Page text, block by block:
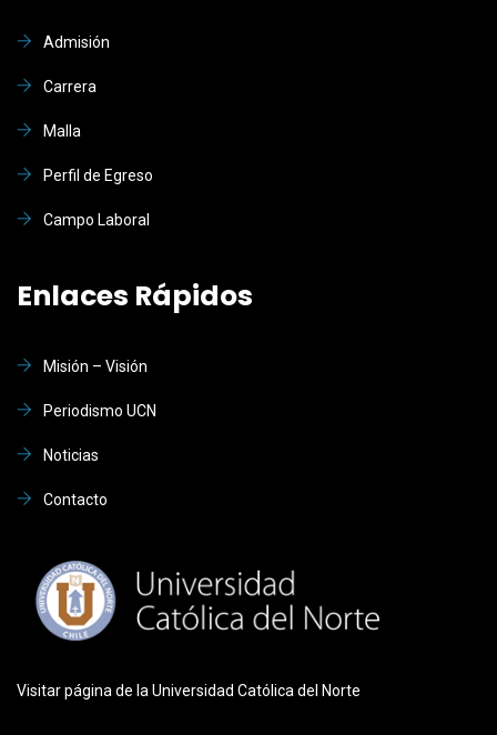
Admisión
Carrera
Malla
Perfil de Egreso
Campo Laboral
Enlaces Rápidos
Misión – Visión
Periodismo UCN
Noticias
Contacto
Visitar página de la Universidad Católica del Norte